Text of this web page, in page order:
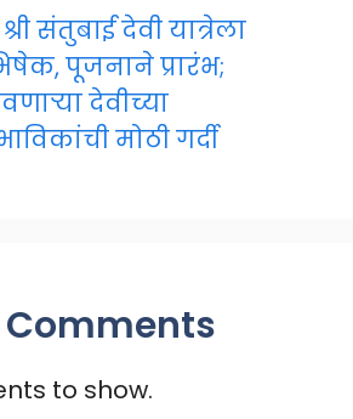
संतुबाई देवी यात्रेला
पूजनाने प्रारंभ;
देवीच्या
मोठी गर्दी
Comments
to show.